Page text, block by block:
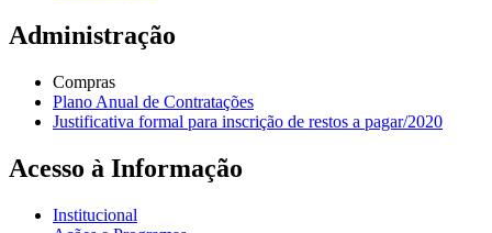
Administração
Compras
Plano Anual de Contratações
Justificativa formal para inscrição de restos a pagar/2020
Acesso à Informação
Institucional